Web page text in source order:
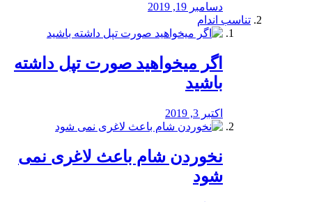
دسامبر 19, 2019
تناسب اندام
اگر میخواهید صورت تپل داشته
باشید
اکتبر 3, 2019
نخوردن شام باعث لاغری نمی
‌شود